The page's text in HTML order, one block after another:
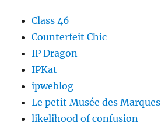
Class 46
Counterfeit Chic
IP Dragon
IPKat
ipweblog
Le petit Musée des Marques
likelihood of confusion